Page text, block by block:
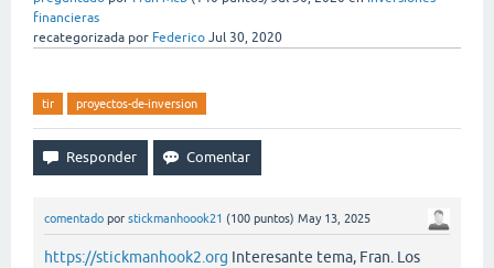
financieras
recategorizada por Federico Jul 30, 2020
tir proyectos-de-inversion
comentado por stickmanhoook21 (100 puntos) May 13, 2025
https://stickmanhook2.org Interesante tema, Fran. Los